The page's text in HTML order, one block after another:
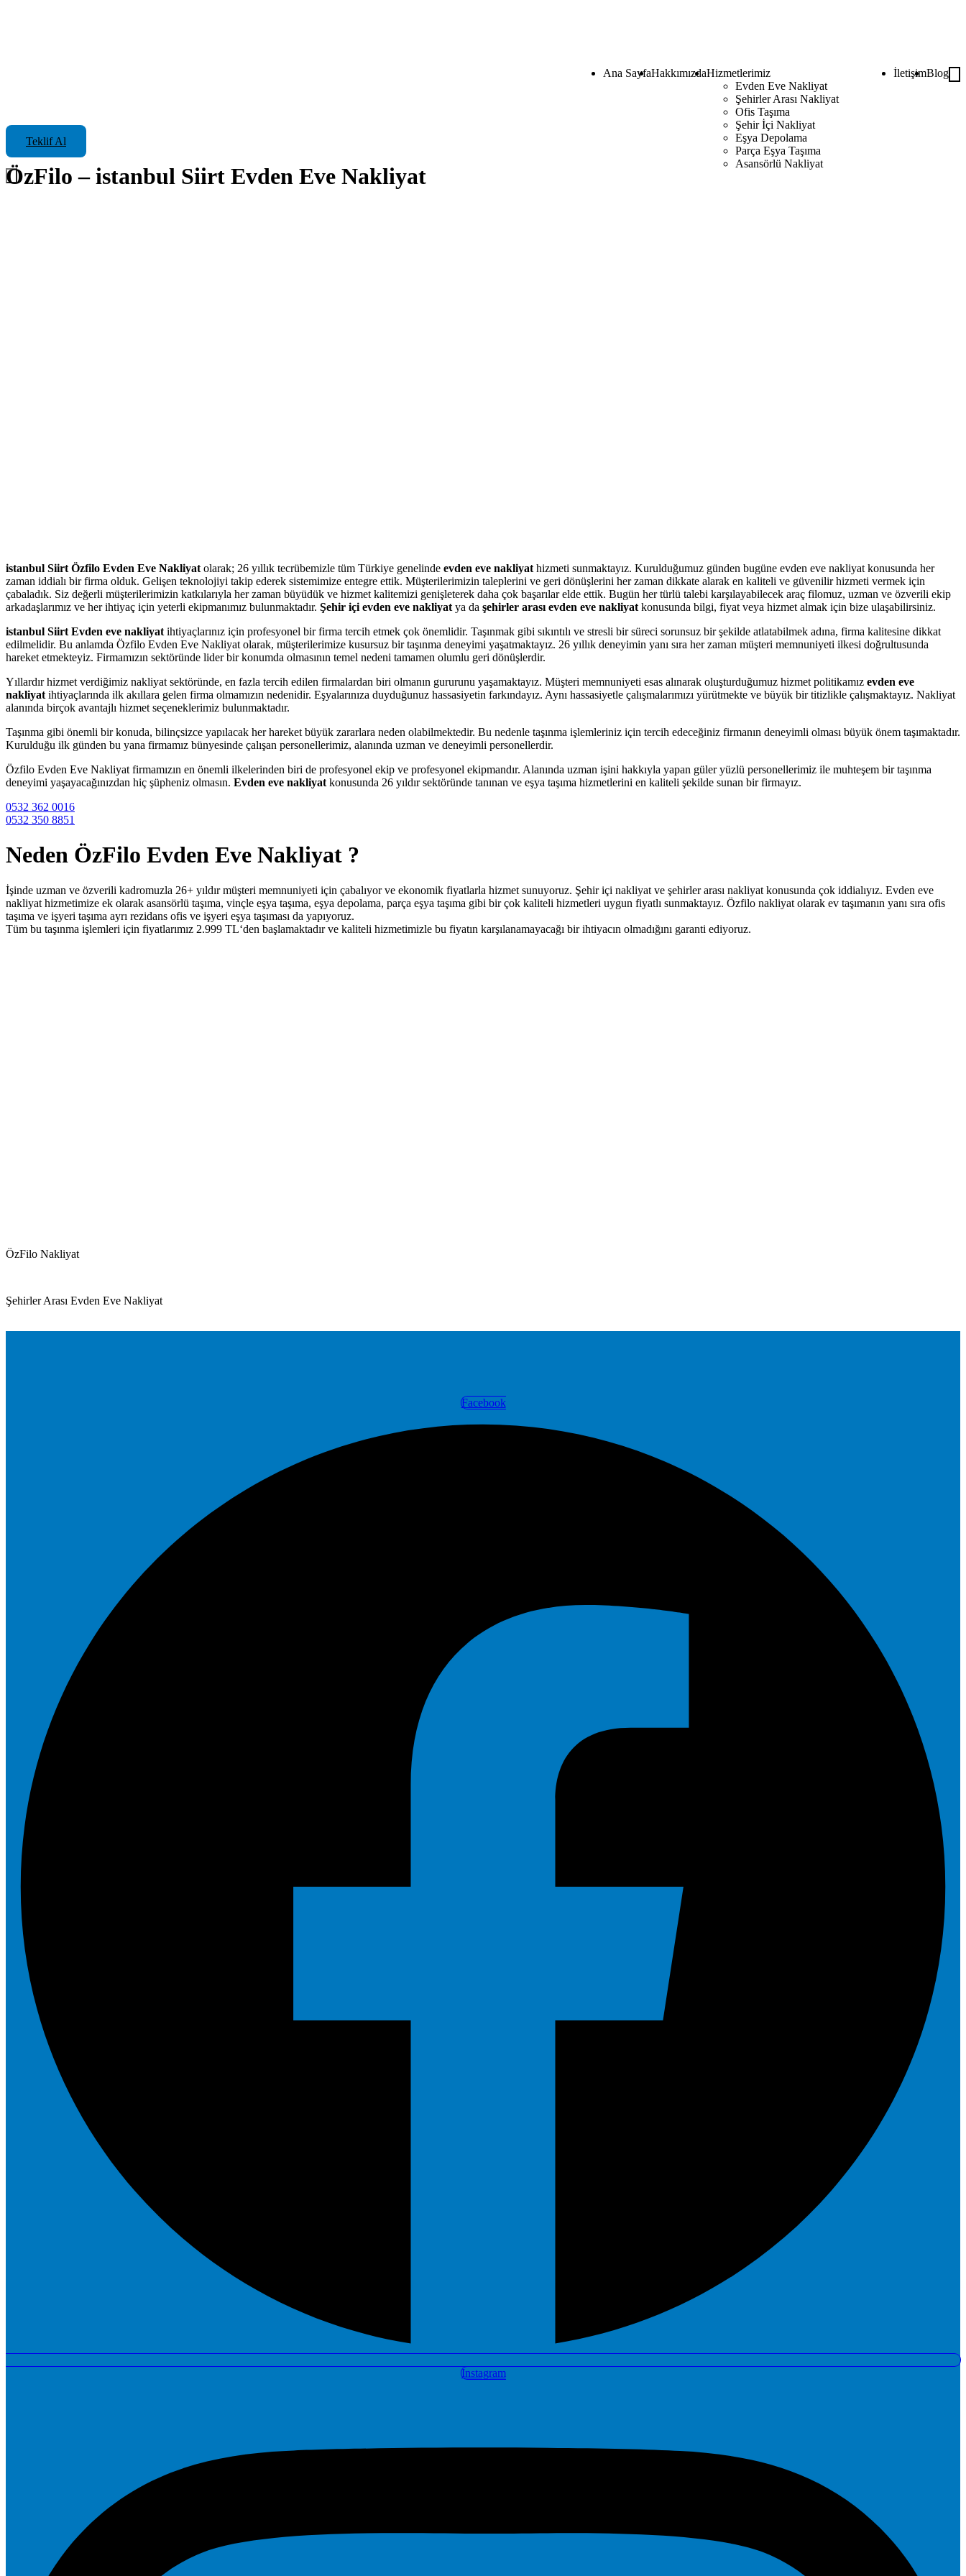
Ana SayfaHakkımızdaHizmetlerimiz
Evden Eve Nakliyat
Şehirler Arası Nakliyat
Ofis Taşıma
Şehir İçi Nakliyat
Eşya Depolama
Parça Eşya Taşıma
Asansörlü Nakliyat
İletişimBlog
Teklif Al
ÖzFilo – istanbul Siirt Evden Eve Nakliyat
istanbul Siirt Özfilo Evden Eve Nakliyat olarak; 26 yıllık tecrübemizle tüm Türkiye genelinde evden eve nakliyat hizmeti sunmaktayız. Kurulduğumuz günden bugüne evden eve nakliyat konusunda her
zaman iddialı bir firma olduk. Gelişen teknolojiyi takip ederek sistemimize entegre ettik. Müşterilerimizin taleplerini ve geri dönüşlerini her zaman dikkate alarak en kaliteli ve güvenilir hizmeti vermek için
çabaladık. Siz değerli müşterilerimizin katkılarıyla her zaman büyüdük ve hizmet kalitemizi genişleterek daha çok başarılar elde ettik. Bugün her türlü talebi karşılayabilecek araç filomuz, uzman ve özverili ekip
arkadaşlarımız ve her ihtiyaç için yeterli ekipmanımız bulunmaktadır. Şehir içi evden eve nakliyat ya da şehirler arası evden eve nakliyat konusunda bilgi, fiyat veya hizmet almak için bize ulaşabilirsiniz.
istanbul Siirt Evden eve nakliyat ihtiyaçlarınız için profesyonel bir firma tercih etmek çok önemlidir. Taşınmak gibi sıkıntılı ve stresli bir süreci sorunsuz bir şekilde atlatabilmek adına, firma kalitesine dikkat
edilmelidir. Bu anlamda Özfilo Evden Eve Nakliyat olarak, müşterilerimize kusursuz bir taşınma deneyimi yaşatmaktayız. 26 yıllık deneyimin yanı sıra her zaman müşteri memnuniyeti ilkesi doğrultusunda
hareket etmekteyiz. Firmamızın sektöründe lider bir konumda olmasının temel nedeni tamamen olumlu geri dönüşlerdir.
Yıllardır hizmet verdiğimiz nakliyat sektöründe, en fazla tercih edilen firmalardan biri olmanın gururunu yaşamaktayız. Müşteri memnuniyeti esas alınarak oluşturduğumuz hizmet politikamız evden eve
nakliyat ihtiyaçlarında ilk akıllara gelen firma olmamızın nedenidir. Eşyalarınıza duyduğunuz hassasiyetin farkındayız. Aynı hassasiyetle çalışmalarımızı yürütmekte ve büyük bir titizlikle çalışmaktayız. Nakliyat
alanında birçok avantajlı hizmet seçeneklerimiz bulunmaktadır.
Taşınma gibi önemli bir konuda, bilinçsizce yapılacak her hareket büyük zararlara neden olabilmektedir. Bu nedenle taşınma işlemleriniz için tercih edeceğiniz firmanın deneyimli olması büyük önem taşımaktadır.
Kurulduğu ilk günden bu yana firmamız bünyesinde çalışan personellerimiz, alanında uzman ve deneyimli personellerdir.
Özfilo Evden Eve Nakliyat firmamızın en önemli ilkelerinden biri de profesyonel ekip ve profesyonel ekipmandır. Alanında uzman işini hakkıyla yapan güler yüzlü personellerimiz ile muhteşem bir taşınma
deneyimi yaşayacağınızdan hiç şüpheniz olmasın. Evden eve nakliyat konusunda 26 yıldır sektöründe tanınan ve eşya taşıma hizmetlerini en kaliteli şekilde sunan bir firmayız.
0532 362 0016
0532 350 8851
Neden ÖzFilo Evden Eve Nakliyat ?
İşinde uzman ve özverili kadromuzla 26+ yıldır müşteri memnuniyeti için çabalıyor ve ekonomik fiyatlarla hizmet sunuyoruz. Şehir içi nakliyat ve şehirler arası nakliyat konusunda çok iddialıyız. Evden eve
nakliyat hizmetimize ek olarak asansörlü taşıma, vinçle eşya taşıma, eşya depolama, parça eşya taşıma gibi bir çok kaliteli hizmetleri uygun fiyatlı sunmaktayız. Özfilo nakliyat olarak ev taşımanın yanı sıra ofis
taşıma ve işyeri taşıma ayrı rezidans ofis ve işyeri eşya taşıması da yapıyoruz.
Tüm bu taşınma işlemleri için fiyatlarımız 2.999 TL‘den başlamaktadır ve kaliteli hizmetimizle bu fiyatın karşılanamayacağı bir ihtiyacın olmadığını garanti ediyoruz.
ÖzFilo Nakliyat
Şehirler Arası Evden Eve Nakliyat
Facebook
Instagram